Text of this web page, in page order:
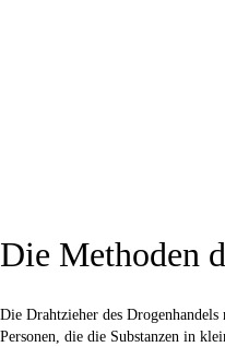
Die Methoden
Die Drahtzieher des Drogenhandels
Personen, die die Substanzen in